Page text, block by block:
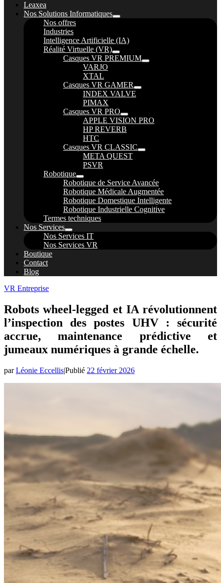
Leaxea
Nos Solutions Informatiques
Nos offres
Industries
Intelligence Artificielle (IA)
Réalité Virtuelle (VR)
Casques VR PREMIUM
VARJO
XTAL
Casques VR GAMER
INDEX VALVE
PIMAX
Casques VR PRO
APPLE VISION PRO
HP REVERB
HTC
Casques VR CLASSIC
META QUEST
PSVR
Robotique
Robotique de Service Avancée
Robotique Médicale Augmentée
Robotique Domestique Intelligente
Robotique Industrielle Cognitive
Termes techniques
Nos Services
Nos Services IT
Nos Services VR
Boutique
Contact
Blog
VR Entreprise
Robots wheel-legged et IA révolutionnent
l’inspection des postes UHV : sécurité
accrue, maintenance prédictive et
jumeaux numériques à grande échelle.
parLéonie Eccellis|Publié 22 février 2026